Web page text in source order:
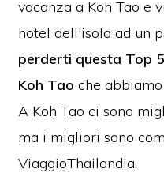
vacanza a Koh Tao e
hotel dell'isola ad un
perderti questa Top
Koh Taoche
A Koh Tao ci sono
ma i migliori sono
ViaggioThailandia.